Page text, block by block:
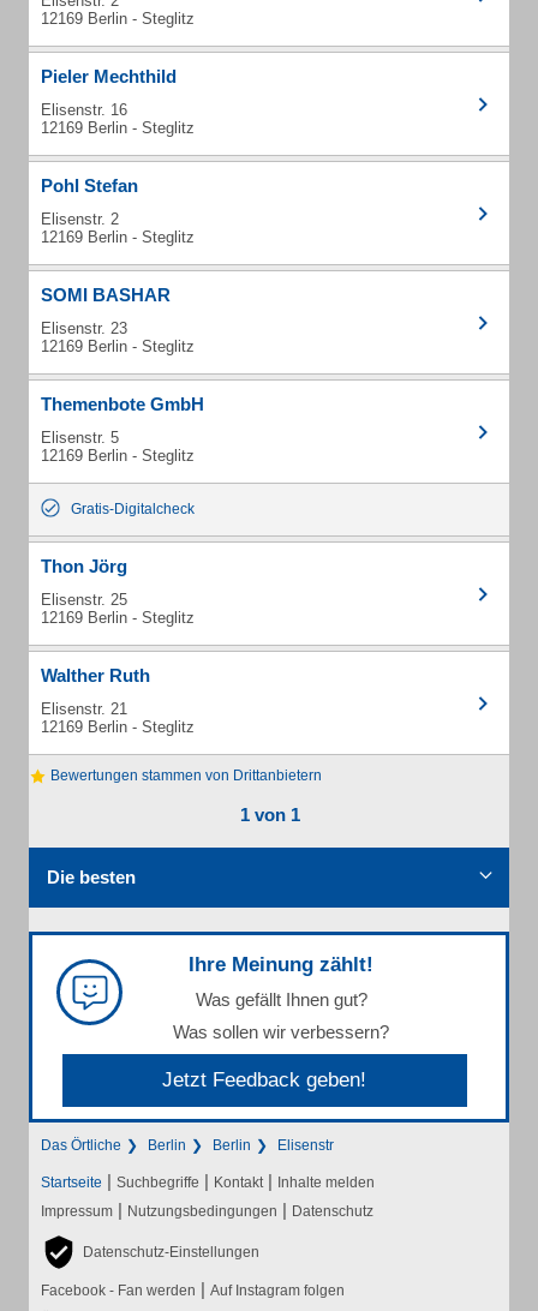
12169 Berlin - Steglitz
Pieler Mechthild
Elisenstr. 16
12169 Berlin - Steglitz
Pohl Stefan
Elisenstr. 2
12169 Berlin - Steglitz
SOMI BASHAR
Elisenstr. 23
12169 Berlin - Steglitz
Themenbote GmbH
Elisenstr. 5
12169 Berlin - Steglitz
Gratis-Digitalcheck
Thon Jörg
Elisenstr. 25
12169 Berlin - Steglitz
Walther Ruth
Elisenstr. 21
12169 Berlin - Steglitz
Bewertungen stammen von Drittanbietern
1 von 1
Die besten
Ihre Meinung zählt!
Was gefällt Ihnen gut?
Was sollen wir verbessern?
Jetzt Feedback geben!
Das Örtliche Berlin Berlin Elisenstr
Startseite | Suchbegriffe | Kontakt | Inhalte melden
Impressum | Nutzungsbedingungen | Datenschutz
Datenschutz-Einstellungen
Facebook - Fan werden | Auf Instagram folgen